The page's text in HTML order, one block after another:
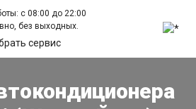
с 08:00 до 22:00
без выходных.
сервис